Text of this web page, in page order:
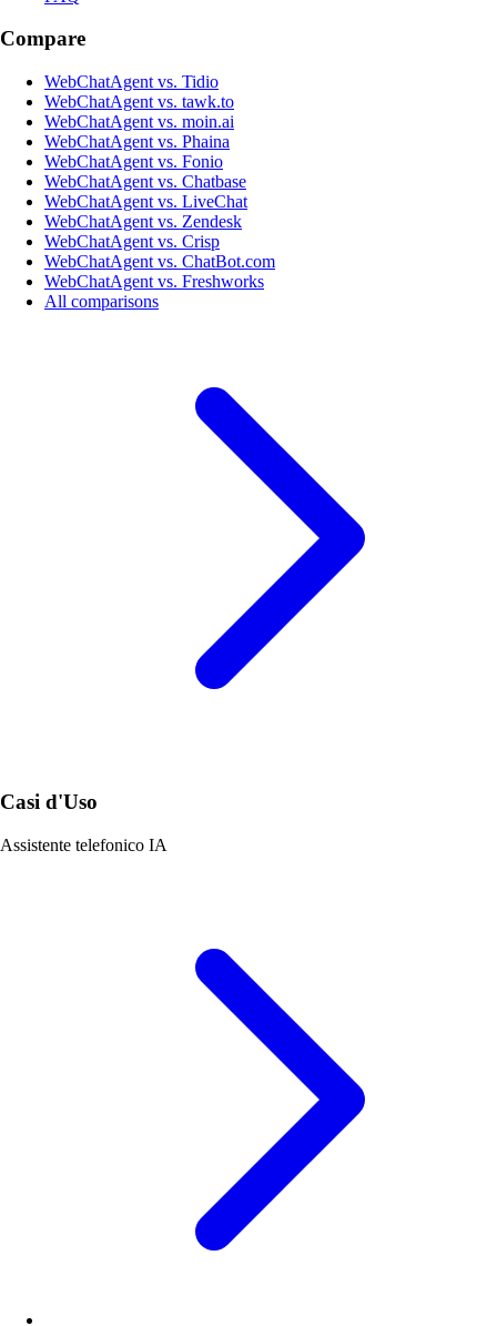
Compare
WebChatAgent vs. Tidio
WebChatAgent vs. tawk.to
WebChatAgent vs. moin.ai
WebChatAgent vs. Phaina
WebChatAgent vs. Fonio
WebChatAgent vs. Chatbase
WebChatAgent vs. LiveChat
WebChatAgent vs. Zendesk
WebChatAgent vs. Crisp
WebChatAgent vs. ChatBot.com
WebChatAgent vs. Freshworks
All comparisons
Casi d'Uso
Assistente telefonico IA